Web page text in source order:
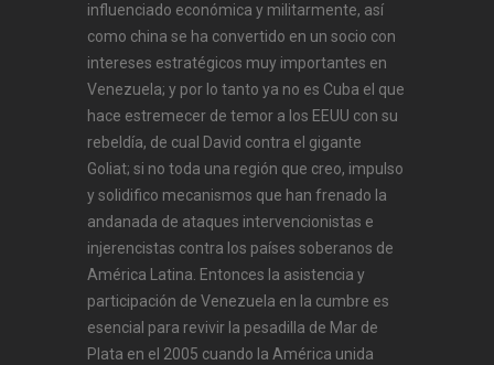
influenciado económica y militarmente, así
como china se ha convertido en un socio con
intereses estratégicos muy importantes en
Venezuela; y por lo tanto ya no es Cuba el que
hace estremecer de temor a los EEUU con su
rebeldía, de cual David contra el gigante
Goliat; si no toda una región que creo, impulso
y solidifico mecanismos que han frenado la
andanada de ataques intervencionistas e
injerencistas contra los países soberanos de
América Latina. Entonces la asistencia y
participación de Venezuela en la cumbre es
esencial para revivir la pesadilla de Mar de
Plata en el 2005 cuando la América unida